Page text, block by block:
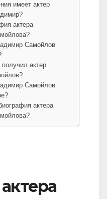
имеет актер
актера
Самойлов
получил актер
Самойлов
актера